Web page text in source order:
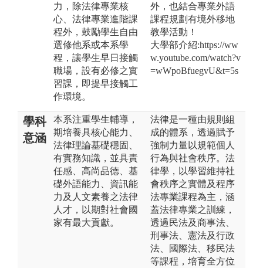
力，除法律專業核
心、法律專業進階課
程外，鼓勵學生自由
選修他系或本系學
程，讓學生早日接觸
職場，設有必修之實
習課，即提早接觸工
作環境。
外，也結合專業外語
課程規劃有境外移地
教學活動！
大學部介紹:https://ww
w.youtube.com/watch?v
=wWpoBfuegvU&t=5s
學科
意涵
本系注重學生輔導，
期培養具核心能力、
法律理論基礎穩固、
有實務知識，並具責
任感、高尚品德、基
礎外語能力、資訊能
力及人文素養之法律
人才，以期對社會國
家有最大貢獻。
法律是一種由規則組
成的體系，透過賦予
強制力量以規範個人
行為與社會秩序。法
律學，以學習維持社
會秩序之實體及程序
法專業課程為主，涵
蓋法律專業之訓練，
透過民法及商事法、
刑事法、憲法及行政
法、國際法、移民法
等課程，培育全方位